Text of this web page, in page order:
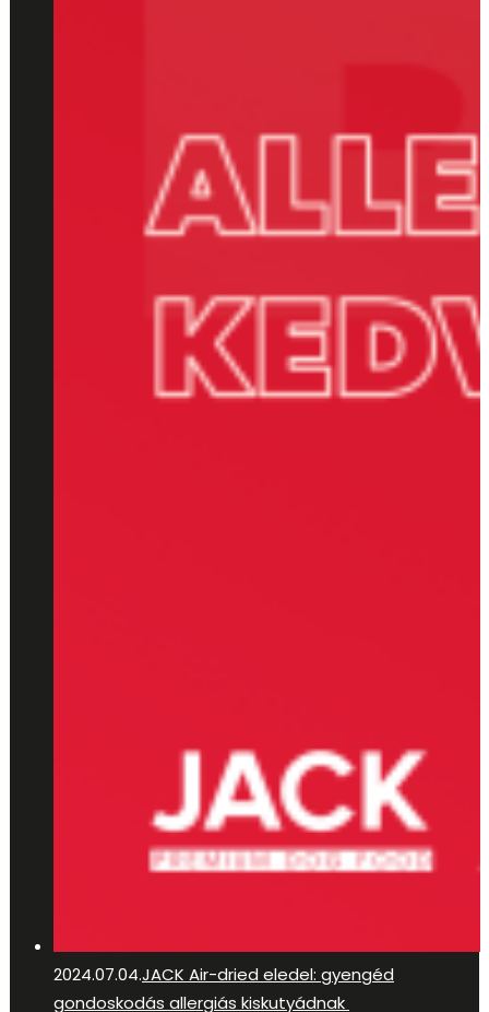
2024.07.04.JACK Air-dried eledel: gyengéd
gondoskodás allergiás kiskutyádnak